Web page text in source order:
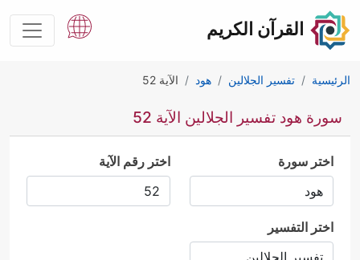
القرآن الكريم
الرئيسية تفسير الجلالين هود الآية 52
سورة هود تفسير الجلالين الآية 52
اختر سورة اختر رقم الآية
اختر التفسير